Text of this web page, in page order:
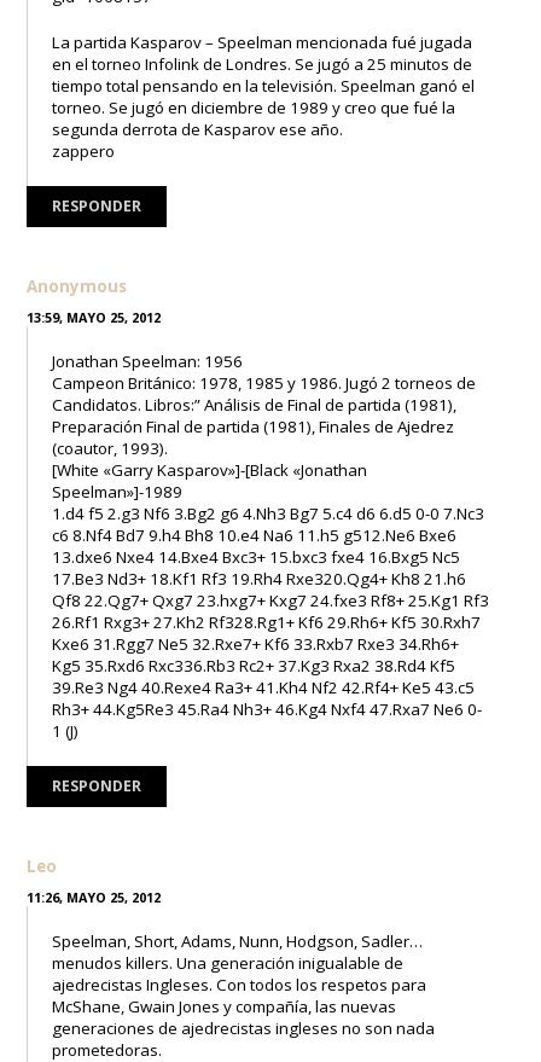
La partida Kasparov – Speelman mencionada fué jugada
en el torneo Infolink de Londres. Se jugó a 25 minutos de
tiempo total pensando en la televisión. Speelman ganó el
torneo. Se jugó en diciembre de 1989 y creo que fué la
segunda derrota de Kasparov ese año.
zappero
RESPONDER
Anonymous
13:59, MAYO 25, 2012
Jonathan Speelman: 1956
Campeon Británico: 1978, 1985 y 1986. Jugó 2 torneos de
Candidatos. Libros:” Análisis de Final de partida (1981),
Preparación Final de partida (1981), Finales de Ajedrez
(coautor, 1993).
[White «Garry Kasparov»]-[Black «Jonathan
Speelman»]-1989
1.d4 f5 2.g3 Nf6 3.Bg2 g6 4.Nh3 Bg7 5.c4 d6 6.d5 0-0 7.Nc3
c6 8.Nf4 Bd7 9.h4 Bh8 10.e4 Na6 11.h5 g512.Ne6 Bxe6
13.dxe6 Nxe4 14.Bxe4 Bxc3+ 15.bxc3 fxe4 16.Bxg5 Nc5
17.Be3 Nd3+ 18.Kf1 Rf3 19.Rh4 Rxe320.Qg4+ Kh8 21.h6
Qf8 22.Qg7+ Qxg7 23.hxg7+ Kxg7 24.fxe3 Rf8+ 25.Kg1 Rf3
26.Rf1 Rxg3+ 27.Kh2 Rf328.Rg1+ Kf6 29.Rh6+ Kf5 30.Rxh7
Kxe6 31.Rgg7 Ne5 32.Rxe7+ Kf6 33.Rxb7 Rxe3 34.Rh6+
Kg5 35.Rxd6 Rxc336.Rb3 Rc2+ 37.Kg3 Rxa2 38.Rd4 Kf5
39.Re3 Ng4 40.Rexe4 Ra3+ 41.Kh4 Nf2 42.Rf4+ Ke5 43.c5
Rh3+ 44.Kg5Re3 45.Ra4 Nh3+ 46.Kg4 Nxf4 47.Rxa7 Ne6 0-
1 (J)
RESPONDER
Leo
11:26, MAYO 25, 2012
Speelman, Short, Adams, Nunn, Hodgson, Sadler…
menudos killers. Una generación inigualable de
ajedrecistas Ingleses. Con todos los respetos para
McShane, Gwain Jones y compañía, las nuevas
generaciones de ajedrecistas ingleses no son nada
prometedoras.